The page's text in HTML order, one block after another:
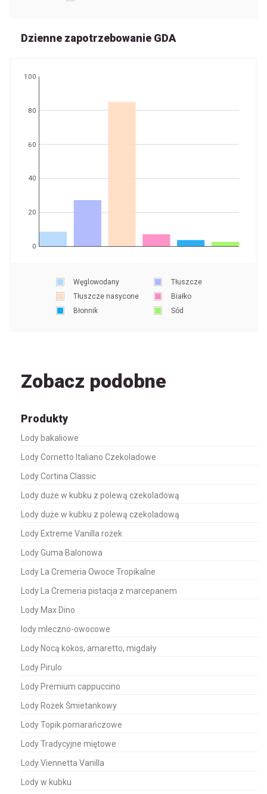
Dzienne zapotrzebowanie GDA
0
20
40
60
80
100
Węglowodany
Tłuszcze
Tłuszcze nasycone
Białko
Błonnik
Sód
Zobacz podobne
Produkty
Lody bakaliowe
Lody Cornetto Italiano Czekoladowe
Lody Cortina Classic
Lody duże w kubku z polewą czekoladową
Lody duże w kubku z polewą czekoladową
Lody Extreme Vanilla rożek
Lody Guma Balonowa
Lody La Cremeria Owoce Tropikalne
Lody La Cremeria pistacja z marcepanem
Lody Max Dino
lody mleczno-owocowe
Lody Nocą kokos, amaretto, migdały
Lody Pirulo
Lody Premium cappuccino
Lody Rożek Śmietankowy
Lody Topik pomarańczowe
Lody Tradycyjne miętowe
Lody Viennetta Vanilla
Lody w kubku